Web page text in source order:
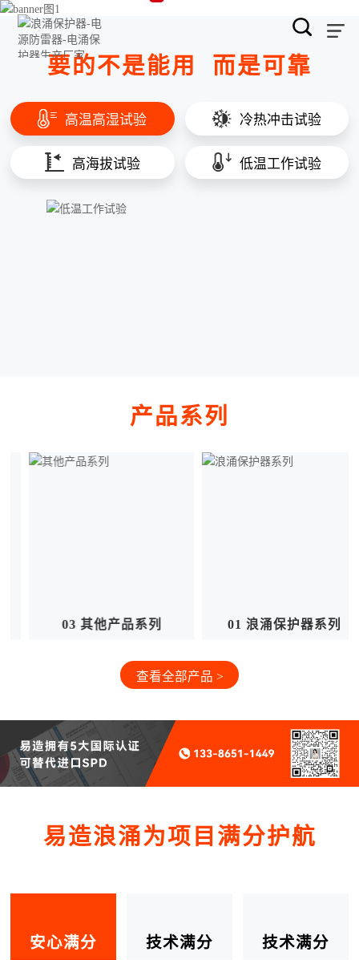
要的不是能用 而是可靠
高温高湿试验 冷热冲击试验
高海拔试验 低温工作试验
产品系列
01 浪涌保护器系列 02 信号防雷器系列
查看全部产品 >
易造浪涌为项目满分护航
安心满分 技术满分 技术满分